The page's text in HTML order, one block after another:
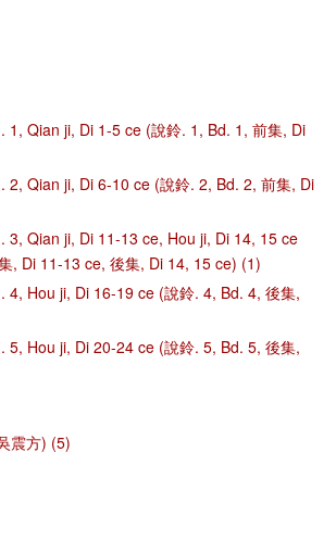
1, Qian ji, Di 1-5 ce (說鈴. 1, Bd. 1, 前集, Di
2, Qian ji, Di 6-10 ce (說鈴. 2, Bd. 2, 前集, Di
3, Qian ji, Di 11-13 ce, Hou ji, Di 14, 15 ce
, Di 11-13 ce, 後集, Di 14, 15 ce) (1)
4, Hou ji, Di 16-19 ce (說鈴. 4, Bd. 4, 後集,
5, Hou ji, Di 20-24 ce (說鈴. 5, Bd. 5, 後集,
震方) (5)